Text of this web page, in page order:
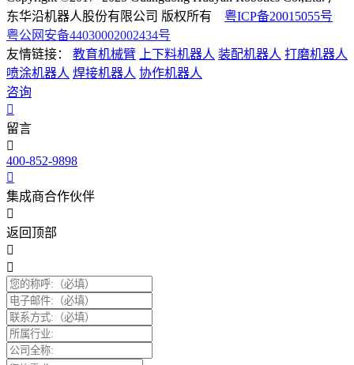
东华沿机器人股份有限公司 版权所有 粤ICP备20015055号
粤公网安备44030002002434号
友情链接：
教育机械臂 上下料机器人 装配机器人 打磨机器人
喷涂机器人 焊接机器人 协作机器人
咨询
留言
400-852-9898
集成商合作伙伴
返回顶部